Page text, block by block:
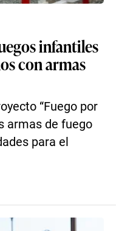
infantiles
con armas
“Fuego por
armas de fuego
para el